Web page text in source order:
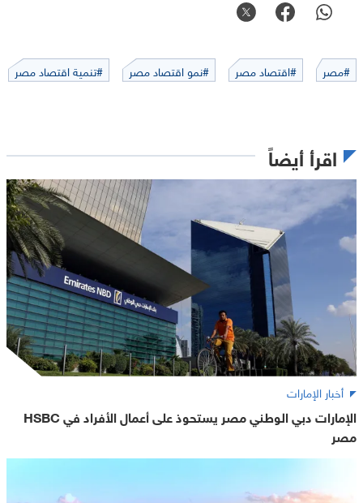
#مصر #اقتصاد مصر #نمو اقتصاد مصر #تنمية اقتصاد مصر
اقرأ أيضاً
أخبار الإمارات
الإمارات دبي الوطني مصر يستحوذ على أعمال الأفراد في HSBC
مصر